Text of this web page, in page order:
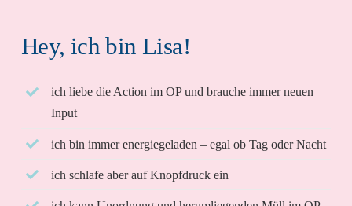
Hey, ich bin Lisa!
ich liebe die Action im OP und brauche immer neuen
Input
ich bin immer energiegeladen – egal ob Tag oder Nacht
ich schlafe aber auf Knopfdruck ein